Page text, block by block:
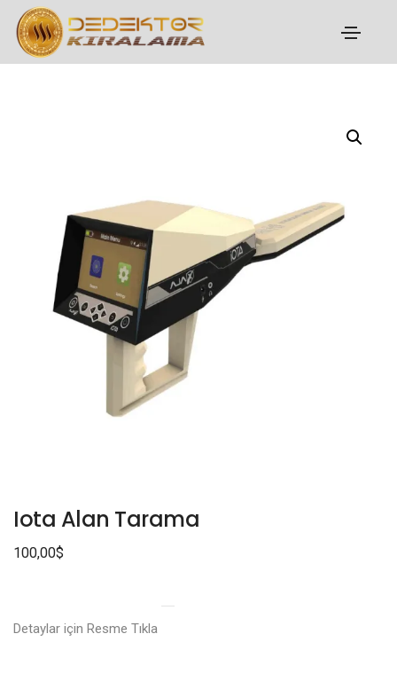
Iota Alan Tarama
100,00$
Detaylar için Resme Tıkla